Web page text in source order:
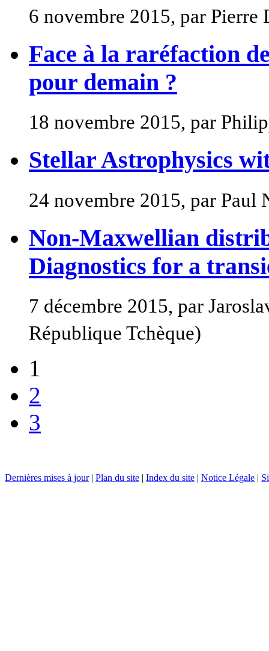
6 novembre 2015, par
Face à la raréfaction
pour demain ?
18 novembre 2015, par
Stellar Astrophysics
24 novembre 2015, par
Non-Maxwellian
Diagnostics for a
7 décembre 2015, par
République Tchèque)
1
2
3
Dernières mises à jour| Plan du site | Index du site | Notice Légale |